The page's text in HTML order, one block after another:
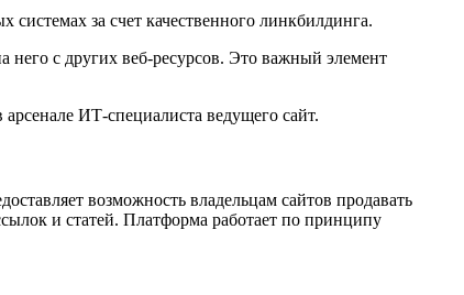
за счет качественного линкбилдинга.
с других веб-ресурсов. Это важный элемент
ИТ-специалиста ведущего сайт.
возможность владельцам сайтов продавать
и статей. Платформа работает по принципу